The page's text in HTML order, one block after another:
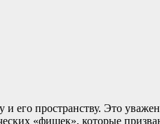
его пространству. Это
«фишек», которые